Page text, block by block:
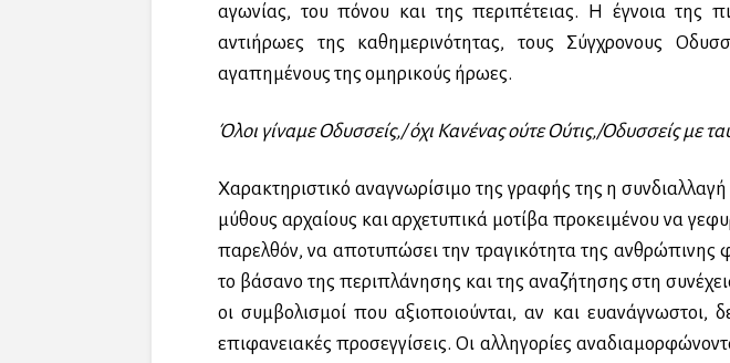
αγωνίας, του πόνου και της περιπέτειας. Η έγνοια της
αντιήρωες της καθημερινότητας, τους Σύγχρονους
αγαπημένους της ομηρικούς ήρωες.
Όλοι γίναμε Οδυσσείς,/ όχι Κανένας ούτε Ούτις,/Οδυσσείς με
Χαρακτηριστικό αναγνωρίσιμο της γραφής της η
μύθους αρχαίους και αρχετυπικά μοτίβα προκειμένου να
παρελθόν, να αποτυπώσει την τραγικότητα της ανθρώπινης
το βάσανο της περιπλάνησης και της αναζήτησης στη
οι συμβολισμοί που αξιοποιούνται, αν και ευανάγνωστοι,
επιφανειακές προσεγγίσεις. Οι αλληγορίες